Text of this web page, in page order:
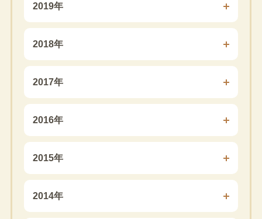
2019年
2018年
2017年
2016年
2015年
2014年